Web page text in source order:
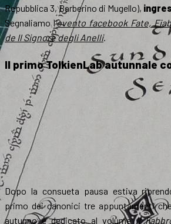
Repubblica 3, Barberino di Mugello),
Segnaliamo l’evento facebook Fate,
de Il Signore degli Anelli.
Il primo TolkienLab autunnale
Dopo la consueta pausa estiva
primo dei canonici tre appuntamenti
autunno è dedicato al volumeIl